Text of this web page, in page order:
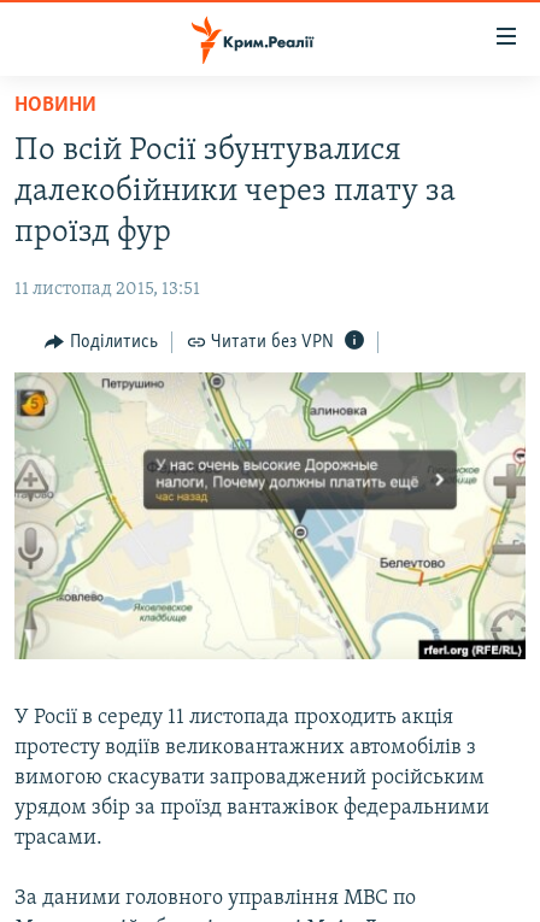
Перейти
основного
матеріалу
Перейти
до
основної
Перейти
до
пошуку
ВОДА.КРИМ
ВІДЕО ТА ФОТО
БЛОГИ
ПОГЛЯД
ІНТЕРВ'Ю
ВСЕ ЗА ДЕНЬ
СПЕЦПРОЕКТИ
ДЕПОРТАЦІЯ
ВІДЕОУРОКИ «ELIFBE»
СВІДЧЕННЯ ОКУПАЦІЇ
УКРАЇНСЬКА ПРОБЛЕМА КРИМУ
ЯК ОБІЙТИ БЛОКУВАННЯ
Русский
Qırımtatar
Усі сайти RFE/RL
НОВИНИ
По всій Росії збунтувалися
далекобійники через плату за
проїзд фур
11 листопад 2015, 13:51
Поділитись Читати без VPN
У Росії в середу 11 листопада проходить акція
протесту водіїв великовантажних автомобілів з
вимогою скасувати запроваджений російським
урядом збір за проїзд вантажівок федеральними
трасами.
За даними головного управління МВС по